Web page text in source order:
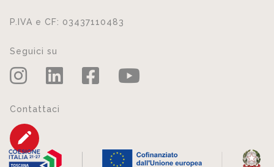
P.IVA e CF: 03437110483
Seguici su
Contattaci